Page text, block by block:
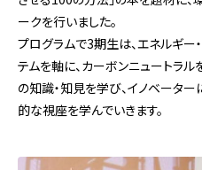
ークを行いました。
プログラムで3期生は、エネルギー
テムを軸に、カーボンニュートラ
の知識・知見を学び、イノベータ
的な視座を学んでいきます。